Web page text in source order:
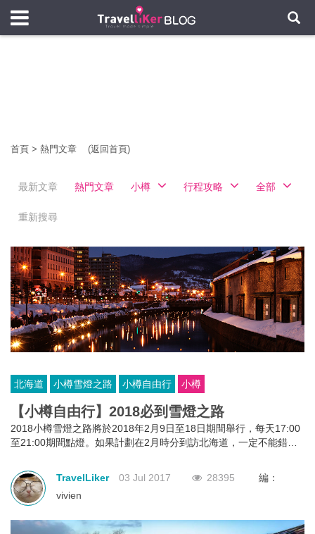
首頁 > 熱門文章 (返回首頁)
最新文章 熱門文章 小樽 行程攻略 全部
重新搜尋
北海道 小樽雪燈之路 小樽自由行 小樽
【小樽自由行】2018必到雪燈之路
2018小樽雪燈之路將於2018年2月9日至18日期間舉行，每天17:00
至21:00期間點燈。如果計劃在2月時分到訪北海道，一定不能錯過
TravelLiker
03 Jul 2017 28395
編：
vivien